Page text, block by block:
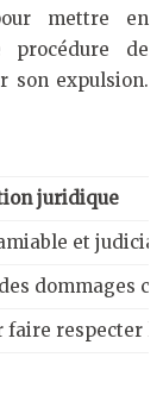
mettre en
procédure de
son expulsion.
juridique
et
dommages
faire respecter